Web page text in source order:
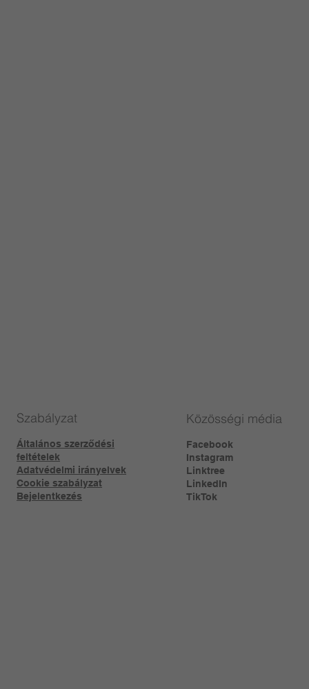
Szabályzat
Általános szerződési
feltételek
Adatvédelmi irányelvek
Cookie szabályzat
Bejelentkezés
Közösségi média
Facebook
Instagram
Linktree​
LinkedIn
TikTok